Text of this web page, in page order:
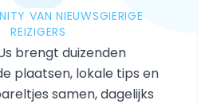
VAN NIEUWSGIERIGE
REIZIGERS
brengt duizenden
plaatsen, lokale tips en
samen, dagelijks